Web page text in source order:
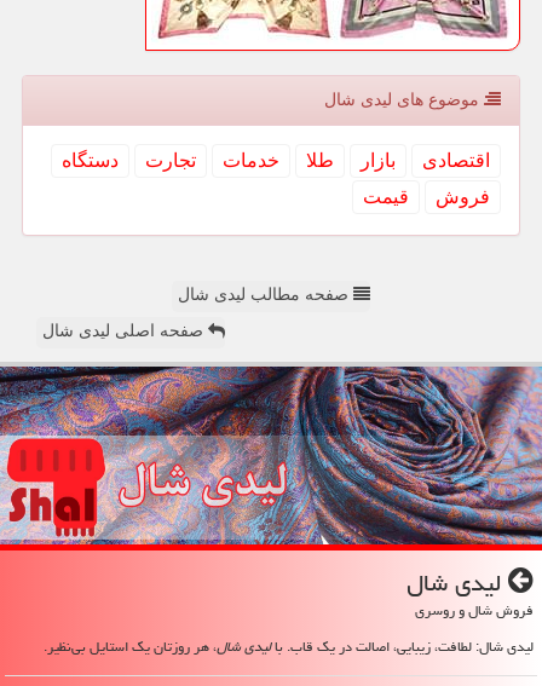
موضوع های لیدی شال
اقتصادی بازار طلا خدمات تجارت
دستگاه
فروش
قیمت
صفحه مطالب لیدی شال
صفحه اصلی لیدی شال
لیدی شال
فروش شال و روسری
لیدی شال: لطافت، زیبایی، اصالت در یک قاب. بالیدی شال، هر روزتان یک استایل بی‌نظیر.